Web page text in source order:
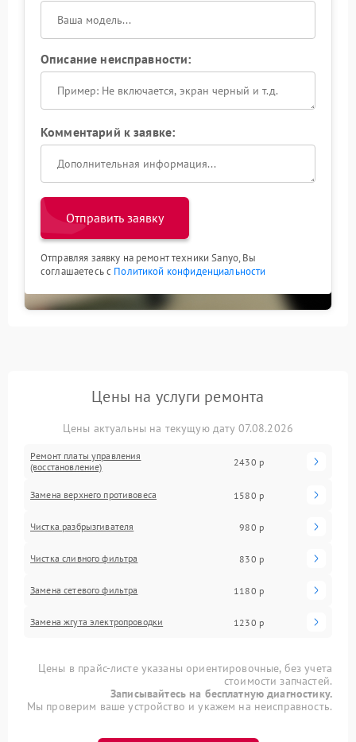
Описание неисправности:
Комментарий к заявке:
Отправить заявку
Отправляя заявку на ремонт техники Sanyo, Вы
соглашаетесь с Политикой конфиденциальности
Цены на услуги ремонта
Цены актуальны на текущую дату 07.08.2026
Ремонт платы управления
(восстановление)
2430 р
Замена верхнего противовеса 1580 р
Чистка разбрызгивателя 980 р
Чистка сливного фильтра 830 р
Замена сетевого фильтра 1180 р
Замена жгута электропроводки 1230 р
Цены в прайс-листе указаны ориентировочные, без учета
стоимости запчастей.
Записывайтесь на бесплатную диагностику.
Мы проверим ваше устройство и укажем на неисправность.